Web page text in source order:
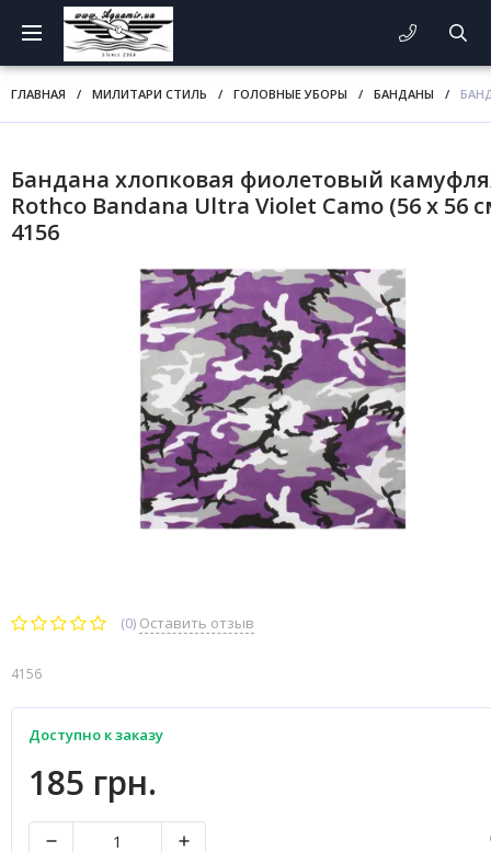
ГЛАВНАЯ / МИЛИТАРИ СТИЛЬ / ГОЛОВНЫЕ УБОРЫ / БАНДАНЫ /
Бандана хлопковая фиолетовый
Rothco Bandana Ultra Violet Camo (56 x 56
4156
(0) Оставить отзыв
4156
Доступно к заказу
185 грн.